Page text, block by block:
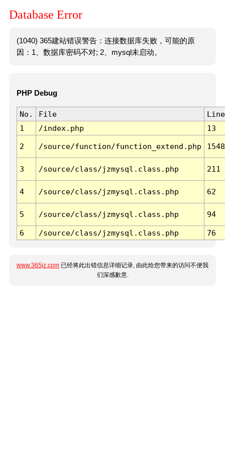
Database Error
(1040) 365建站错误警告：连接数据库失败，可能的原
因：1、数据库密码不对; 2、mysql未启动。
PHP Debug
No. File
Line
1
/index.php 13
2 /source/function/function_extend.php 1548
3 /source/class/jzmysql.class.php 211
4 /source/class/jzmysql.class.php 62
5 /source/class/jzmysql.class.php 94
6 /source/class/jzmysql.class.php 76
www.365jz.com 已经将此出错信息详细记录, 由此给您带来的访问不便我
们深感歉意.